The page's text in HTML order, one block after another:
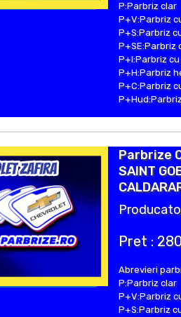
P:Parbriz clar
P+V:Parbriz
P+S:Parbriz
P+SE:Parbriz
P+I:Parbriz
P+H:Parbriz
P+C:Parbriz
Parbrize
SAINT
Pret :
Abrevieri
P:Parbriz clar
P+V:Parbriz
P+S:Parbriz